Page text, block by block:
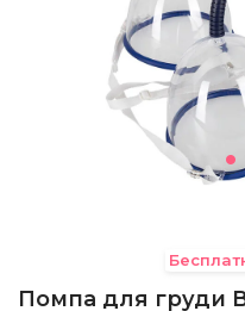
Помпа для груди